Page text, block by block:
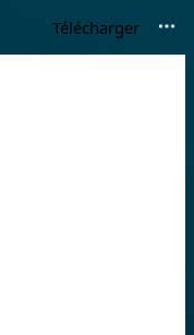
Télécharger